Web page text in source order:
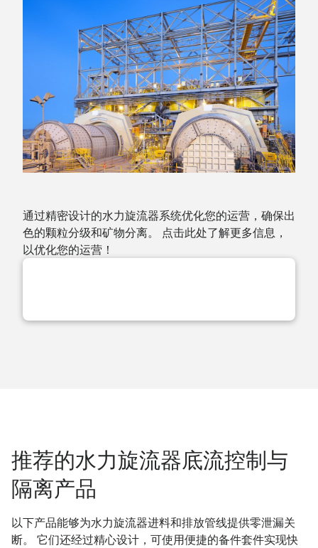
通过精密设计的水力旋流器系统优化您的运营，确保出
色的颗粒分级和矿物分离。 点击此处了解更多信息，
以优化您的运营！
推荐的水力旋流器底流控制与
隔离产品
以下产品能够为水力旋流器进料和排放管线提供零泄漏关
断。 它们还经过精心设计，可使用便捷的备件套件实现快